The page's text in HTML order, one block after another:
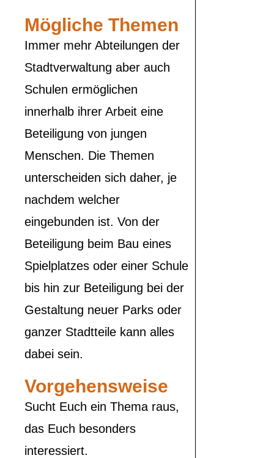
Mögliche Themen
Immer mehr Abteilungen der
Stadtverwaltung aber auch
Schulen ermöglichen
innerhalb ihrer Arbeit eine
Beteiligung von jungen
Menschen. Die Themen
unterscheiden sich daher, je
nachdem welcher
eingebunden ist. Von der
Beteiligung beim Bau eines
Spielplatzes oder einer Schule
bis hin zur Beteiligung bei der
Gestaltung neuer Parks oder
ganzer Stadtteile kann alles
dabei sein.
Vorgehensweise
Sucht Euch ein Thema raus,
das Euch besonders
interessiert.